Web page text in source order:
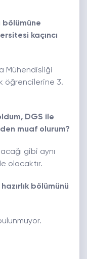
bölümüne
kaçıncı
Mühendisliği
öğrencilerine 3.
DGS ile
muaf olurum?
gibi aynı
olacaktır.
bölümünü